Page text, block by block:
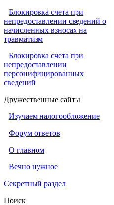
Блокировка счета при
непредоставлении сведений о
начисленных взносах на
травматизм
Блокировка счета при
непредоставлении
персонифицированных
сведений
Дружественные сайты
Изучаем налогообложение
Форум ответов
О главном
Вечно нужное
Секретный раздел
Поиск